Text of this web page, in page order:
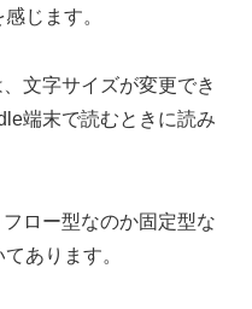
じます。
文字サイズが変更でき
端末で読むときに読み
ロー型なのか固定型な
あります。